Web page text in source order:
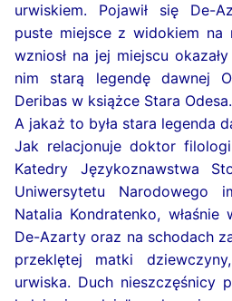
urwiskiem. Pojawił się De-
puste miejsce z widokiem na
wzniosł na jej miejscu
nim starą legendę dawnej
Deribas w książce Stara Odesa.
A jakaż to była stara legenda
Jak relacjonuje doktor
Katedry Językoznawstwa
Uniwersytetu Narodowego
Natalia Kondratenko,
De-Azarty oraz na schodach
przeklętej matki
urwiska. Duch nieszczęśnicy